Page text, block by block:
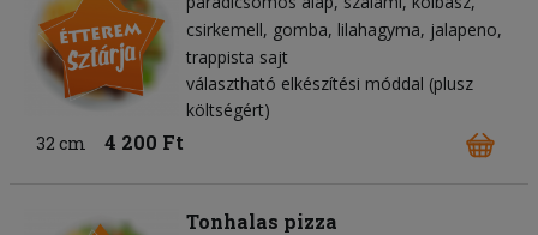
csirkemell gomba lilahagyma jalapeno
trappista sajt
választható elkészítési móddal (plusz
költségért)
32 cm
4 200 Ft
Tonhalas pizza